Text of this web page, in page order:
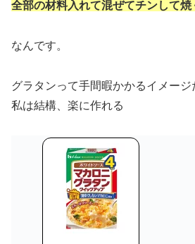
全部の材料入れて混ぜてチンして焼
なんです。
グラタンって手間暇かかるイメージ
私は結構、楽に作れる